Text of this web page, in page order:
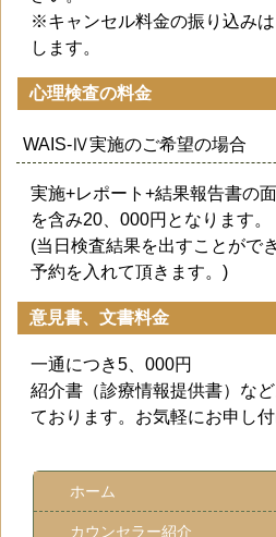
※キャンセル料金の振り込み
します。
心理検査の料金
WAIS-Ⅳ実施のご希望の場合
実施+レポート+結果報告書の
を含み20、000円となります。
(当日検査結果を出すことがで
予約を入れて頂きます。)
意見書、文書料金
一通につき5、000円
紹介書（診療情報提供書）な
ております。お気軽にお申し付
ホーム
カウンセラー紹介